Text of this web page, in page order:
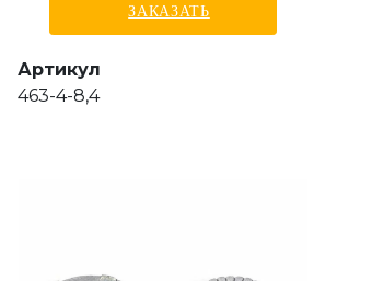
ЗАКАЗАТЬ
Артикул
463-4-8,4